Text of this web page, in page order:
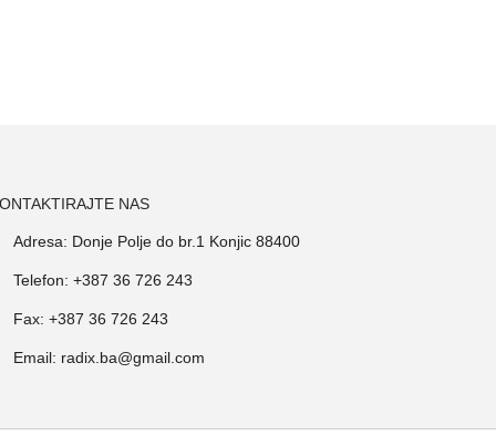
NAS
Adresa: Donje Polje do br.1 Konjic 88400
Telefon: +387 36 726 243
Fax: +387 36 726 243
Email: radix.ba@gmail.com